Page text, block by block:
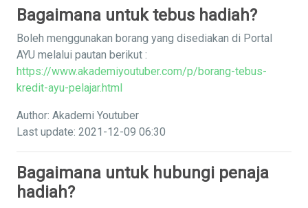
Bagaimana untuk tebus hadiah?
Boleh menggunakan borang yang disediakan di Portal
AYU melalui pautan berikut :
https://www.akademiyoutuber.com/p/borang-tebus-
kredit-ayu-pelajar.html
Author: Akademi Youtuber
Last update: 2021-12-09 06:30
Bagaimana untuk hubungi penaja
hadiah?